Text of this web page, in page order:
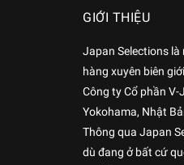
GIỚI THIỆU
Japan Selections
hàng xuyên biên
Công ty Cổ phần
Yokohama, Nhật
Thông qua Japan
dù đang ở bất cứ